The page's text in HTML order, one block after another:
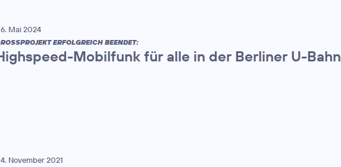
Mai 2024
ERFOLGREICH BEENDET:
Mobilfunk für alle in der Berliner U-Bahn
November 2021